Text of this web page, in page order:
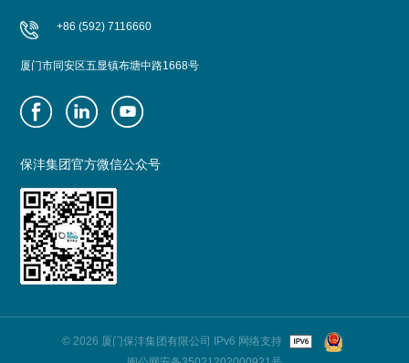
+86 (592) 7116660
厦门市同安区五显镇布塘中路1668号
保沣集团官方微信公众号
© 2026 厦门保沣集团有限公司 IPv6 网络支持